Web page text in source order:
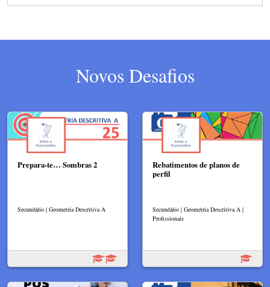
Novos Desafios
Prepara-te… Sombras 2
Secundário | Geometria Descritiva A
Rebatimentos de planos de
perfil
Secundário | Geometria Descritiva A |
Profissionais